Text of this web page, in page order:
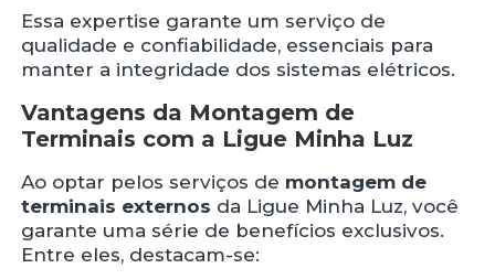
Essa expertise garante um serviço de
qualidade e confiabilidade, essenciais para
manter a integridade dos sistemas elétricos.
Vantagens da Montagem de
Terminais com a Ligue Minha Luz
Ao optar pelos serviços de montagem de
terminais externos da Ligue Minha Luz, você
garante uma série de benefícios exclusivos.
Entre eles, destacam-se: